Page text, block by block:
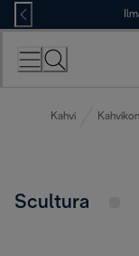
Skip
to
Content
Kahvi
Scultura